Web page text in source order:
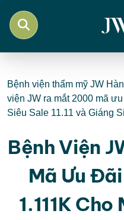
Bệnh viện thẩm mỹ JW
viện JW ra mắt 2000 mã
Siêu Sale 11.11 và Giáng
Bệnh Viện
Mã Ưu
1.111K